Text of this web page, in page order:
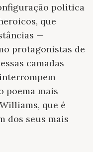
política
que
—
protagonistas de
camadas
poema mais
que é
dos seus mais